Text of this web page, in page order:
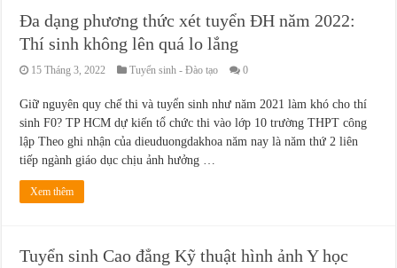
Đa dạng phương thức xét tuyển ĐH năm 2022:
Thí sinh không lên quá lo lắng
15 Tháng 3, 2022 Tuyển sinh - Đào tạo 0
Giữ nguyên quy chế thi và tuyển sinh như năm 2021 làm khó cho thí
sinh F0? TP HCM dự kiến tổ chức thi vào lớp 10 trường THPT công
lập Theo ghi nhận của dieuduongdakhoa năm nay là năm thứ 2 liên
tiếp ngành giáo dục chịu ảnh hưởng …
Xem thêm
Tuyển sinh Cao đẳng Kỹ thuật hình ảnh Y học